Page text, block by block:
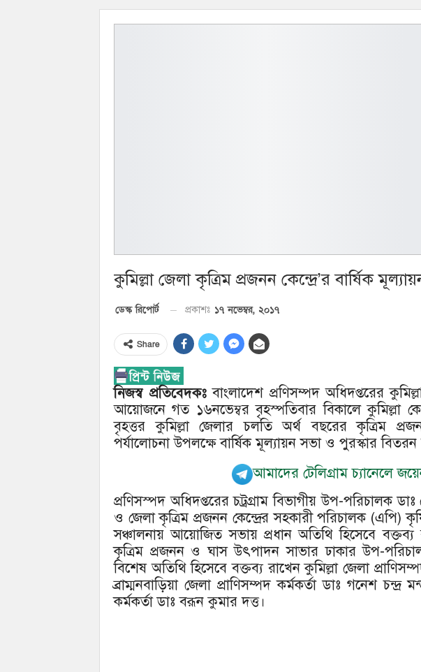
কুমিল্লা জেলা কৃত্রিম প্রজনন কেন্দ্রে’র বার্ষিক
ডেস্ক রিপোর্ট প্রকাশঃ ১৭ নভেম্বর, ২০১৭
Share
নিজস্ব প্রতিবেদকঃ বাংলাদেশ প্রণিসম্পদ অধিদপ্তরের
আয়োজনে গত ১৬নভেম্বর বৃহস্পতিবার বিকালে কুমিল্লা
বৃহত্তর কুমিল্লা জেলার চলতি অর্থ বছরের কৃত্রিম
পর্যালোচনা উপলক্ষে বার্ষিক মূল্যায়ন সভা ও পুরস্কার বিতরন
আমাদের টেলিগ্রাম চ্যানেলে
প্রণিসস্পদ অধিদপ্তরের চট্রগ্রাম বিভাগীয় উপ-পরিচালক
ও জেলা কৃত্রিম প্রজনন কেন্দ্রের সহকারী পরিচালক (এপি)
সঞ্চালনায় আয়োজিত সভায় প্রধান অতিথি হিসেবে বক্তব্য
কৃত্রিম প্রজনন ও ঘাস উৎপাদন সাভার ঢাকার উপ-
বিশেষ অতিথি হিসেবে বক্তব্য রাখেন কুমিল্লা জেলা
ব্রাম্মনবাড়িয়া জেলা প্রাণিসম্পদ কর্মকর্তা ডাঃ গনেশ
কর্মকর্তা ডাঃ বরূন কুমার দত্ত।